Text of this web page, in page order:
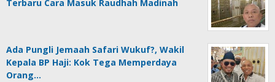
Terbaru Cara Masuk Raudhah Madinah
Ada Pungli Jemaah Safari Wukuf?, Wakil
Kepala BP Haji: Kok Tega Memperdaya
Orang…